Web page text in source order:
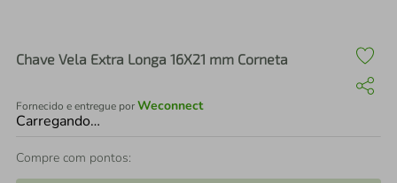
Chave Vela Extra Longa 16X21 mm Corneta
Fornecido e entregue porWeconnect
Carregando…
Compre com pontos: